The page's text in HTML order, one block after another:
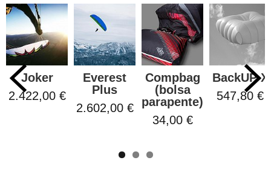
Joker
2.422,00 €
Everest
Plus
2.602,00 €
Compbag
(bolsa
parapente)
34,00 €
BackUP X
547,80 €